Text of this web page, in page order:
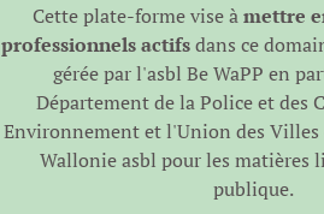
Cette plate-forme vise àmettre
professionnels actifsdans ce
gérée par l'asbl Be WaPP en
Département de la Police et des
Environnement et l'Union des Villes
Wallonie asbl pour les matières
publique.